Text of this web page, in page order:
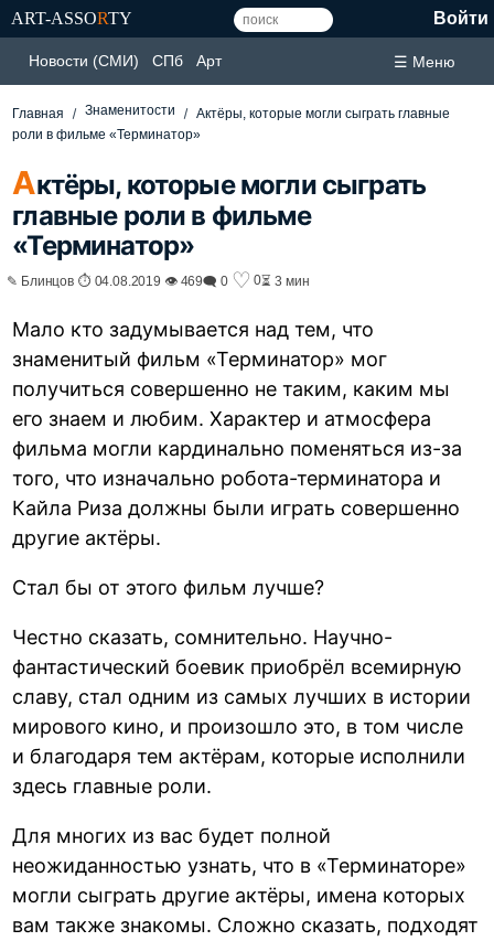
ART-ASSORTY Войти
Новости (СМИ) СПб Арт ☰ Меню
Главная Знаменитости
Актёры, которые могли сыграть главные
роли в фильме «Терминатор»
Актёры, которые могли сыграть
главные роли в фильме
«Терминатор»
✎ Блинцов ⏱ 04.08.2019 👁 469🗨 0 ♡ 0⏳ 3 мин
Мало кто задумывается над тем, что
знаменитый фильм «Терминатор» мог
получиться совершенно не таким, каким мы
его знаем и любим. Характер и атмосфера
фильма могли кардинально поменяться из-за
того, что изначально робота-терминатора и
Кайла Риза должны были играть совершенно
другие актёры.
Стал бы от этого фильм лучше?
Честно сказать, сомнительно. Научно-
фантастический боевик приобрёл всемирную
славу, стал одним из самых лучших в истории
мирового кино, и произошло это, в том числе
и благодаря тем актёрам, которые исполнили
здесь главные роли.
Для многих из вас будет полной
неожиданностью узнать, что в «Терминаторе»
могли сыграть другие актёры, имена которых
вам также знакомы. Сложно сказать, подходят